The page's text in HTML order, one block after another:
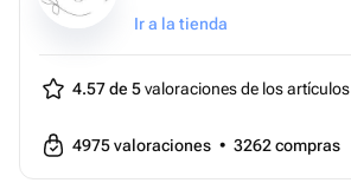
Ir a la tienda
4.57 de 5valoraciones de los artículos
4975valoraciones • 3262compras